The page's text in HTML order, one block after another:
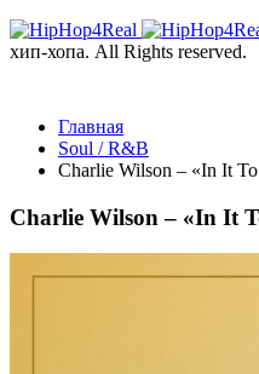
Главная
Soul / R&B
Charlie Wilson – «In It
Charlie Wilson – «In It
хип-хопа. All Rights reserved.